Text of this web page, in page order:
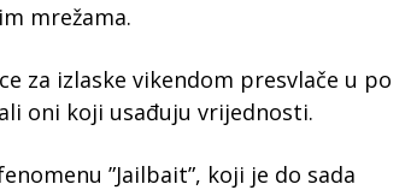
mrežama.
za izlaske vikendom presvlače u po
oni koji usađuju vrijednosti.
”Jailbait”, koji je do sada